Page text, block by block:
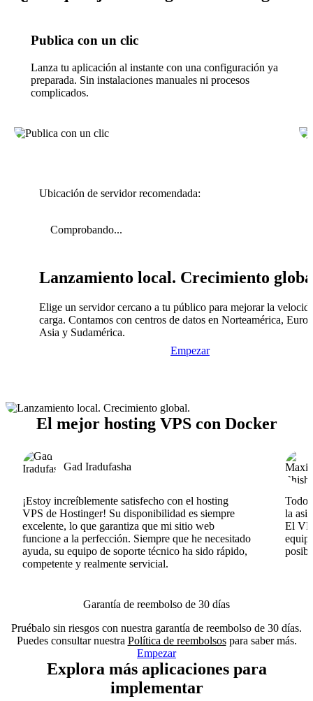
Publica con un clic
Lanza tu aplicación al instante con una configuración ya
preparada. Sin instalaciones manuales ni procesos
complicados.
Ubicación de servidor recomendada:
Comprobando...
Lanzamiento local. Crecimiento
Elige un servidor cercano a tu público para mejorar la
carga. Contamos con centros de datos en Norteamérica,
Asia y Sudamérica.
Empezar
El mejor hosting VPS con Docker
Gad Iradufasha
¡Estoy increíblemente satisfecho con el hosting
VPS de Hostinger! Su disponibilidad es siempre
excelente, lo que garantiza que mi sitio web
funcione a la perfección. Siempre que he necesitado
ayuda, su equipo de soporte técnico ha sido rápido,
competente y realmente servicial.
Todo
la
El
Garantía de reembolso de 30 días
Pruébalo sin riesgos con nuestra garantía de reembolso de 30 días.
Puedes consultar nuestra Política de reembolsospara saber más.
Empezar
Explora más aplicaciones para
implementar